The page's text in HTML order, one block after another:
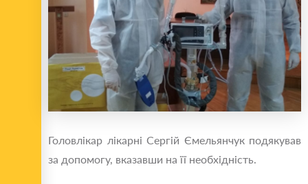
Головлікар лікарні Сергій Ємельянчук подякував
за допомогу, вказавши на її необхідність.